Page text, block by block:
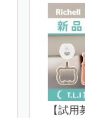
【試